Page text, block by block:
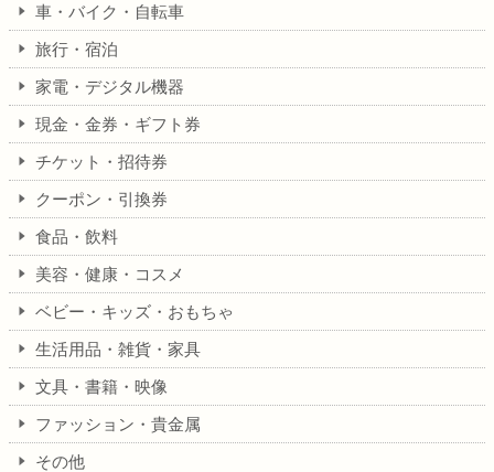
車・バイク・自転車
旅行・宿泊
家電・デジタル機器
現金・金券・ギフト券
チケット・招待券
クーポン・引換券
食品・飲料
美容・健康・コスメ
ベビー・キッズ・おもちゃ
生活用品・雑貨・家具
文具・書籍・映像
ファッション・貴金属
その他